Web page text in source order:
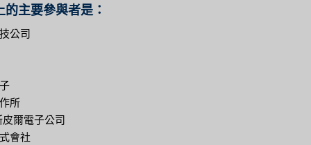
的主要參與者是：
公司
所
皮爾電子公司
會社